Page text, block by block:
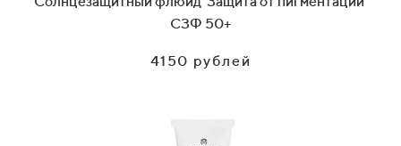
СЗФ 50+
4150 рублей